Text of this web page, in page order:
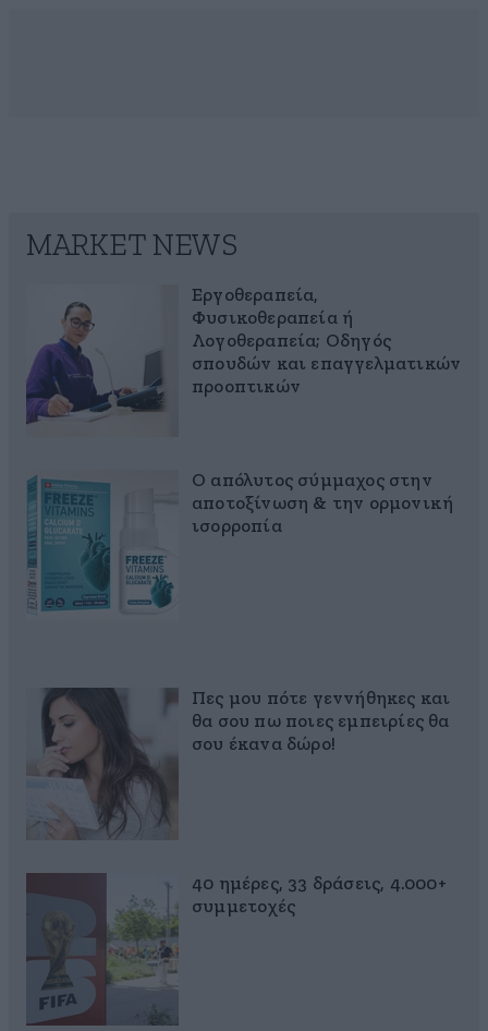
MARKET NEWS
Εργοθεραπεία,
Φυσικοθεραπεία ή
Λογοθεραπεία; Οδηγός
σπουδών και επαγγελματικών
προοπτικών
Ο απόλυτος σύμμαχος στην
αποτοξίνωση & την ορμονική
ισορροπία
Πες μου πότε γεννήθηκες και
θα σου πω ποιες εμπειρίες θα
σου έκανα δώρο!
40 ημέρες, 33 δράσεις, 4.000+
συμμετοχές